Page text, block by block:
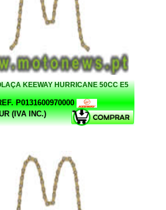
KEEWAY HURRICANE 50CC E5
P0131600970000
(IVA INC.)